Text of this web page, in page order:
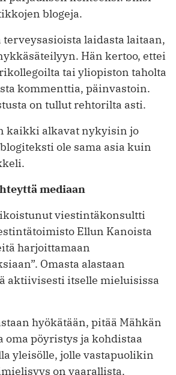
blogeja.
laidasta laitaan,
Hän kertoo, ettei
tai yliopiston taholta
kommenttia, päinvastoin.
on tullut rehtorilta asti.
kaikki alkavat nykyisin jo
ole ­sama asia kuin
mediaan
viestintäkonsultti
­Ellun Kanoista
­harjoittamaan
Omasta alastaan
aktiivisesti itselle mieluisissa
hyökätään, pitää Mähkän
oma pöyristys ja kohdistaa
yleisölle, jolle vastapuolikin
on vaarallista.